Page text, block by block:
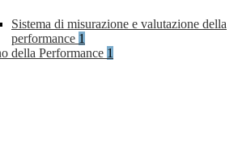
Sistema di misurazione e valutazione della
performance 1
della Performance 1